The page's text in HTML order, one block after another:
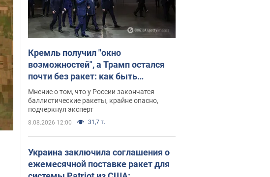
Кремль получил "окно
возможностей", а Трамп остался
почти без ракет: как быть
Украине? Интервью с Мельником
Мнение о том, что у России закончатся
баллистические ракеты, крайне опасно,
подчеркнул эксперт
8.08.2026 12:00 31,7 т.
Украина заключила соглашения о
ежемесячной поставке ракет для